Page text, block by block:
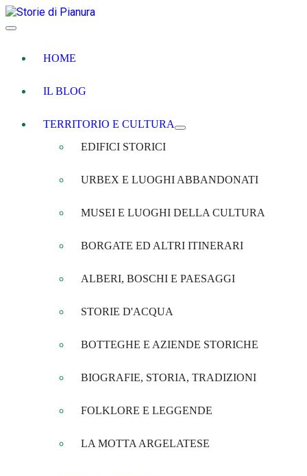
HOME
IL BLOG
TERRITORIO E CULTURA
EDIFICI STORICI
URBEX E LUOGHI ABBANDONATI
MUSEI E LUOGHI DELLA CULTURA
BORGATE ED ALTRI ITINERARI
ALBERI, BOSCHI E PAESAGGI
STORIE D'ACQUA
BOTTEGHE E AZIENDE STORICHE
BIOGRAFIE, STORIA, TRADIZIONI
FOLKLORE E LEGGENDE
LA MOTTA ARGELATESE